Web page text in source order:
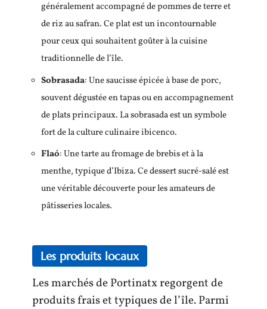
généralement accompagné de pommes de terre et
de riz au safran. Ce plat est un incontournable
pour ceux qui souhaitent goûter à la cuisine
traditionnelle de l’île.
Sobrasada: Une saucisse épicée à base de porc,
souvent dégustée en tapas ou en accompagnement
de plats principaux. La sobrasada est un symbole
fort de la culture culinaire ibicenco.
Flaó: Une tarte au fromage de brebis et à la
menthe, typique d’Ibiza. Ce dessert sucré-salé est
une véritable découverte pour les amateurs de
pâtisseries locales.
Les produits locaux
Les marchés de Portinatx regorgent de
produits frais et typiques de l’île. Parmi